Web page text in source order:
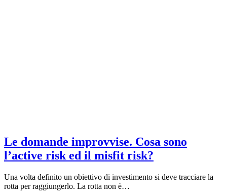
Le domande improvvise. Cosa sono
l’active risk ed il misfit risk?
Una volta definito un obiettivo di investimento si deve tracciare la
rotta per raggiungerlo. La rotta non è…